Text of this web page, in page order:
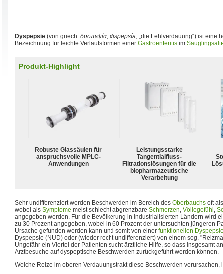
Dyspepsie (von griech. δυσπεψία, dispepsía, „die Fehlverdauung“) ist eine
Bezeichnung für leichte Verlaufsformen einer Gastroenteritis im
Produkt-Highlight
Robuste Glassäulen für
anspruchsvolle MPLC-
Anwendungen
Leistungsstarke
Tangentialfluss-
Filtrationslösungen für die
biopharmazeutische
Verarbeitung
Sehr undifferenziert werden Beschwerden im Bereich des Oberbauchs oft
wobei als Symptome meist schlecht abgrenzbare Schmerzen, Völlegefühl ,
angegeben werden. Für die Bevölkerung in industrialisierten Ländern wird
zu 30 Prozent angegeben, wobei in 60 Prozent der untersuchten jüngeren
Ursache gefunden werden kann und somit von einer funktionellen Dyspepsie
Dyspepsie (NUD) oder (wieder recht undifferenziert) von einem sog.
Ungefähr ein Viertel der Patienten sucht ärztliche Hilfe, so dass insgesamt
Arztbesuche auf dyspeptische Beschwerden zurückgeführt werden können.
Welche Reize im oberen Verdauungstrakt diese Beschwerden verursachen,